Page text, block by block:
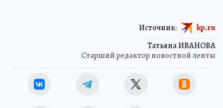
Татьяна ИВАНОВА
Старший редактор новостной ленты
Источник: kp.ru